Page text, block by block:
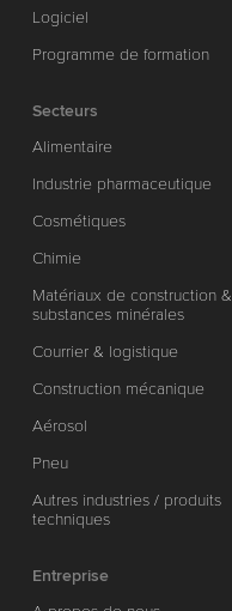
Logiciel
Programme de formation
Secteurs
Alimentaire
Industrie pharmaceutique
Cosmétiques
Chimie
Matériaux de construction &
substances minérales
Courrier & logistique
Construction mécanique
Aérosol
Pneu
Autres industries / produits
techniques
Entreprise